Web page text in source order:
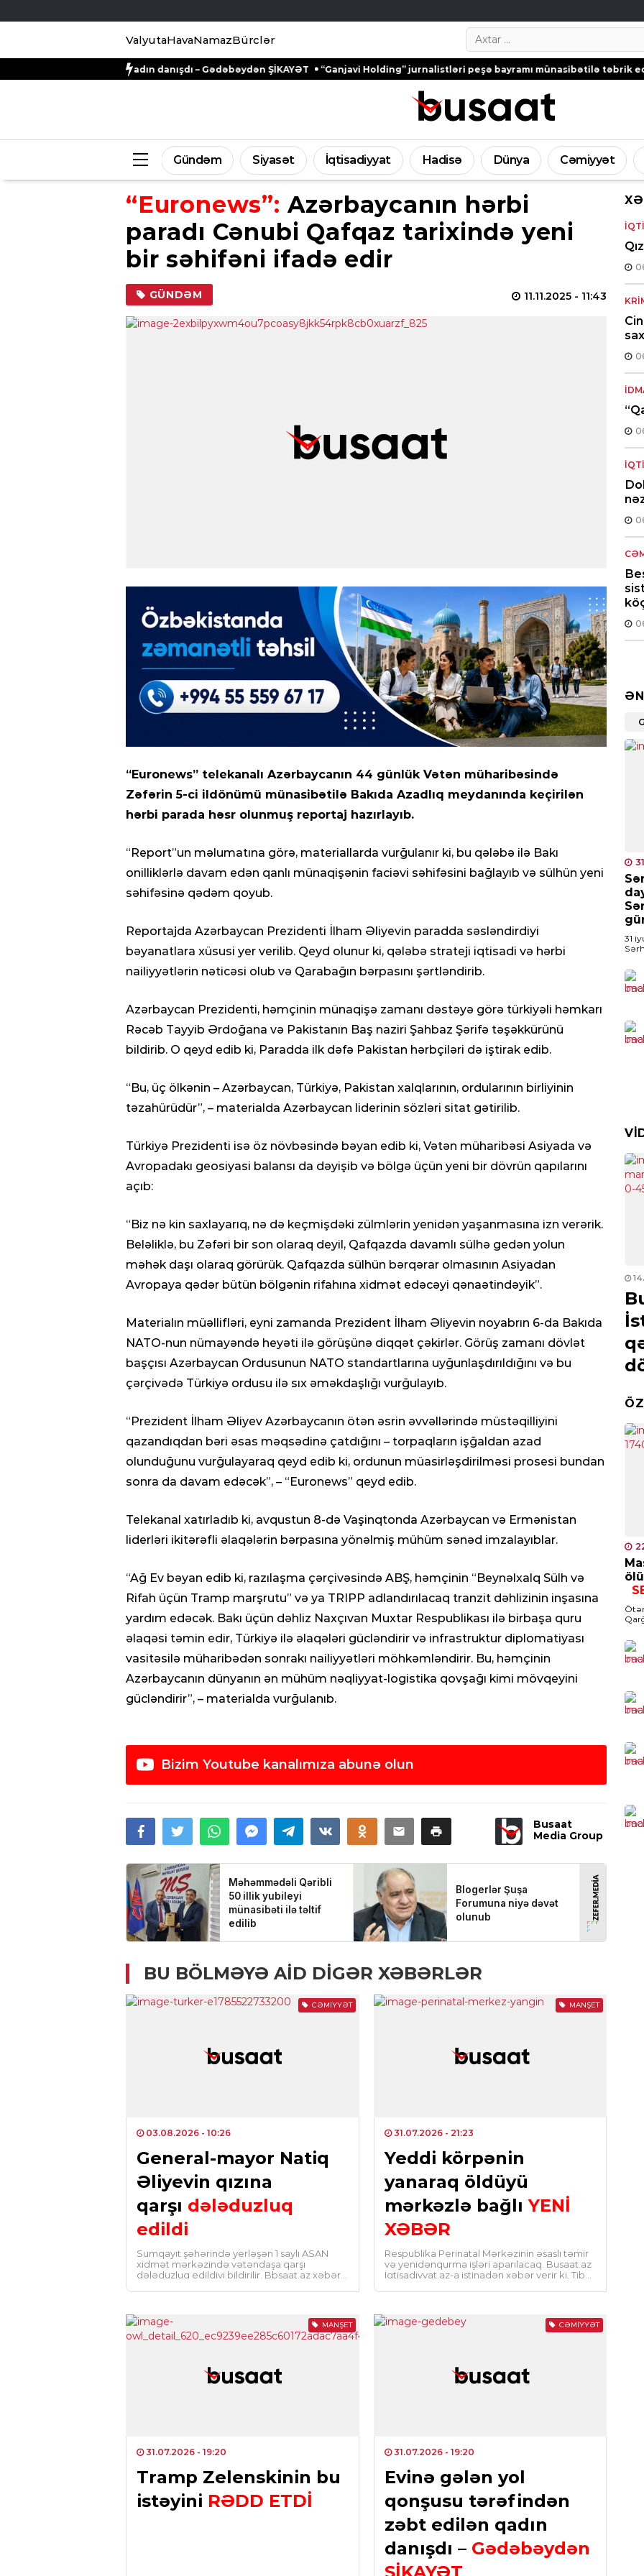
ValyutaHavaNamazBürclər Search…
edilən qadın danışdı – Gədəbəydən ŞİKAYƏT “Ganjavi Holding” jurnalistləri peşə bayramı münasibətilə təbrik edib – FOTOLAR
Gündəm Siyasət İqtisadiyyat Hadisə Dünya Cəmiyyət
“Euronews”: Azərbaycanın hərbi
paradı Cənubi Qafqaz tarixində yeni
bir səhifəni ifadə edir
GÜNDƏM 11.11.2025 - 11:43
“Euronews” telekanalı Azərbaycanın 44 günlük Vətən müharibəsində
Zəfərin 5-ci ildönümü münasibətilə Bakıda Azadlıq meydanında keçirilən
hərbi parada həsr olunmuş reportaj hazırlayıb.
“Report”un məlumatına görə, materiallarda vurğulanır ki, bu qələbə ilə Bakı
onilliklərlə davam edən qanlı münaqişənin faciəvi səhifəsini bağlayıb və sülhün yeni
səhifəsinə qədəm qoyub.
Reportajda Azərbaycan Prezidenti İlham Əliyevin paradda səsləndirdiyi
bəyanatlara xüsusi yer verilib. Qeyd olunur ki, qələbə strateji iqtisadi və hərbi
nailiyyətlərin nəticəsi olub və Qarabağın bərpasını şərtləndirib.
Azərbaycan Prezidenti, həmçinin münaqişə zamanı dəstəyə görə türkiyəli həmkarı
Rəcəb Tayyib Ərdoğana və Pakistanın Baş naziri Şahbaz Şərifə təşəkkürünü
bildirib. O qeyd edib ki, Paradda ilk dəfə Pakistan hərbçiləri də iştirak edib.
“Bu, üç ölkənin – Azərbaycan, Türkiyə, Pakistan xalqlarının, ordularının birliyinin
təzahürüdür”, – materialda Azərbaycan liderinin sözləri sitat gətirilib.
Türkiyə Prezidenti isə öz növbəsində bəyan edib ki, Vətən müharibəsi Asiyada və
Avropadakı geosiyasi balansı da dəyişib və bölgə üçün yeni bir dövrün qapılarını
açıb:
“Biz nə kin saxlayarıq, nə də keçmişdəki zülmlərin yenidən yaşanmasına izn verərik.
Beləliklə, bu Zəfəri bir son olaraq deyil, Qafqazda davamlı sülhə gedən yolun
məhək daşı olaraq görürük. Qafqazda sülhün bərqərar olmasının Asiyadan
Avropaya qədər bütün bölgənin rifahına xidmət edəcəyi qənaətindəyik”.
Materialın müəllifləri, eyni zamanda Prezident İlham Əliyevin noyabrın 6-da Bakıda
NATO-nun nümayəndə heyəti ilə görüşünə diqqət çəkirlər. Görüş zamanı dövlət
başçısı Azərbaycan Ordusunun NATO standartlarına uyğunlaşdırıldığını və bu
çərçivədə Türkiyə ordusu ilə sıx əməkdaşlığı vurğulayıb.
“Prezident İlham Əliyev Azərbaycanın ötən əsrin əvvəllərində müstəqilliyini
qazandıqdan bəri əsas məqsədinə çatdığını – torpaqların işğaldan azad
olunduğunu vurğulayaraq qeyd edib ki, ordunun müasirləşdirilməsi prosesi bundan
sonra da davam edəcək”, – “Euronews” qeyd edib.
Telekanal xatırladıb ki, avqustun 8-də Vaşinqtonda Azərbaycan və Ermənistan
liderləri ikitərəfli əlaqələrin bərpasına yönəlmiş mühüm sənəd imzalayıblar.
“Ağ Ev bəyan edib ki, razılaşma çərçivəsində ABŞ, həmçinin “Beynəlxalq Sülh və
Rifah üçün Tramp marşrutu” və ya TRIPP adlandırılacaq tranzit dəhlizinin inşasına
yardım edəcək. Bakı üçün dəhliz Naxçıvan Muxtar Respublikası ilə birbaşa quru
əlaqəsi təmin edir, Türkiyə ilə əlaqələri gücləndirir və infrastruktur diplomatiyası
vasitəsilə müharibədən sonrakı nailiyyətləri möhkəmləndirir. Bu, həmçinin
Azərbaycanın dünyanın ən mühüm nəqliyyat-logistika qovşağı kimi mövqeyini
gücləndirir”, – materialda vurğulanıb.
Bizim Youtube kanalımıza abunə olun
Busaat
Media Group
BU BÖLMƏYƏ AID DIGƏR XƏBƏRLƏR
CƏMIYYƏT
03.08.2026 - 10:26
General-mayor Natiq
Əliyevin qızına
qarşı dələduzluq
edildi
Sumqayıt şəhərində yerləşən 1 saylı ASAN
xidmət mərkəzində vətəndaşa qarşı
dələduzluq edildiyi bildirilir. Bbsaat.az xəbər
MANŞET
31.07.2026- 21:23
Yeddi körpənin
yanaraq öldüyü
mərkəzlə bağlıYENİ
XƏBƏR
Respublika Perinatal Mərkəzinin əsaslı təmir
və yenidənqurma işləri aparılacaq. Busaat.az
İqtisadiyyat.az-a istinadən xəbər verir ki, Tibbi
MANŞET
31.07.2026 - 19:20
Tramp Zelenskinin bu
istəyini RƏDD ETDİ
CƏMIYYƏT
31.07.2026- 19:20
Evinə gələn yol
qonşusu tərəfindən
zəbt edilən qadın
danışdı – Gədəbəydən
2
31
30.01.2021- 04:56
gəldisə, Putin gedə
bilər” – VİDEO
02.12.2022 - 00:10
mesajı:Rusiya məxfi
planını işə salır?